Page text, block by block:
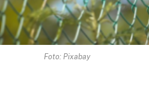
Foto: Pixabay